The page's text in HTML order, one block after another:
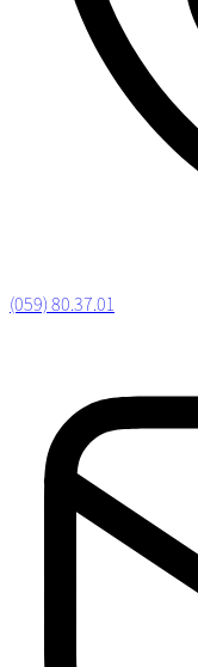
(059) 80.37.01